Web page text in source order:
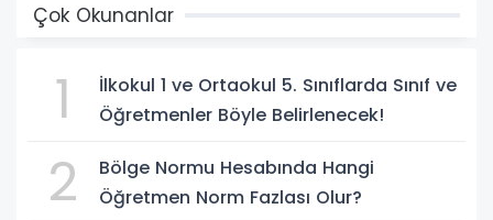
Çok Okunanlar
1
İlkokul 1 ve Ortaokul 5. Sınıflarda Sınıf ve
Öğretmenler Böyle Belirlenecek!
2
Bölge Normu Hesabında Hangi
Öğretmen Norm Fazlası Olur?